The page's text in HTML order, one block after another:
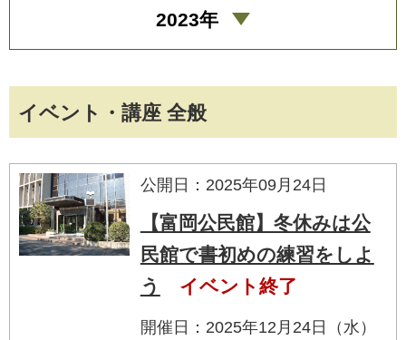
イベント・講座 全般
公開日：2025年09月24日
【富岡公民館】冬休みは公
民館で書初めの練習をしよ
う
イベント終了
開催日：2025年12月24日（水）
2023年